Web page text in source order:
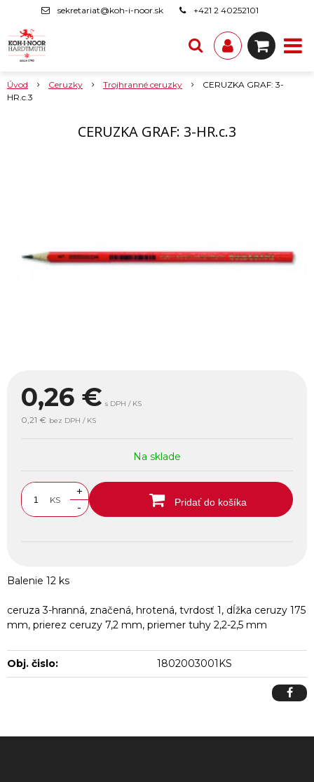
sekretariat@koh-i-noor.sk +421 2 40252101
Úvod Ceruzky Trojhranné ceruzky
CERUZKA GRAF: 3-
HR.c.3
CERUZKA GRAF: 3-HR.c.3
0,26 € s DPH / KS
0,21 € bez DPH / KS
Na sklade
KS
+
-
Pridať do košíka
Balenie 12 ks
ceruza 3-hranná, značená, hrotená, tvrdosť 1, dĺžka ceruzy 175
mm, prierez ceruzy 7,2 mm, priemer tuhy 2,2-2,5 mm
Obj. čislo: 1802003001KS